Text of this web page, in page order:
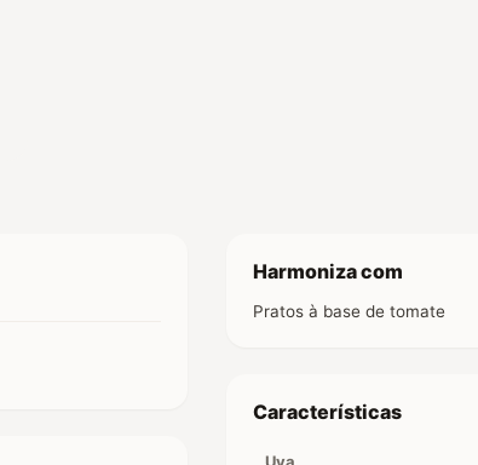
Harmoniza com
Pratos à base de tomate
Características